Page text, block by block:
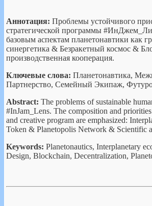
Аннотация: Проблемы устойчивого
стратегической программы
базовым аспектам планетонавтики как
синергетика & Безракетный космос &
производственная кооперация.
Ключевые слова: Планетонавтика,
Партнерство, Семейный Экипаж,
Abstract: The problems of sustainable
#InJam_Lens. The composition and
and creative program are emphasized:
Token & Planetopolis Network & Scientific
Keywords: Planetonautics, Interplanetary
Design, Blockchain, Decentralization,